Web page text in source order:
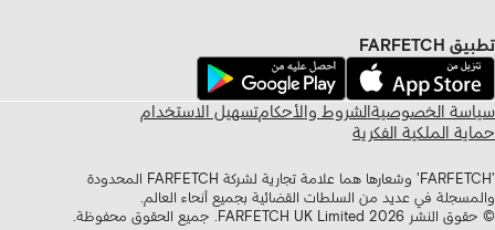
تطبيق FARFETCH
سياسة الخصوصيةالشروط والأحكامتسهيل الاستخدام
حماية الملكية الفكرية
'FARFETCH' وشعارها هما علامة تجارية لشركة FARFETCH المحدودة
والمسجلة في عديد من السلطات القضائية بجميع أنحاء العالم.
© حقوق النشر 2026